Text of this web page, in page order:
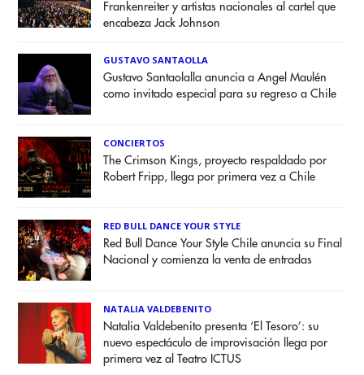
Frankenreiter y artistas nacionales al cartel que
encabeza Jack Johnson
GUSTAVO SANTAOLLA
Gustavo Santaolalla anuncia a Angel Maulén
como invitado especial para su regreso a Chile
CONCIERTOS
The Crimson Kings, proyecto respaldado por
Robert Fripp, llega por primera vez a Chile
RED BULL DANCE YOUR STYLE
Red Bull Dance Your Style Chile anuncia su Final
Nacional y comienza la venta de entradas
NATALIA VALDEBENITO
Natalia Valdebenito presenta ‘El Tesoro’: su
nuevo espectáculo de improvisación llega por
primera vez al Teatro ICTUS